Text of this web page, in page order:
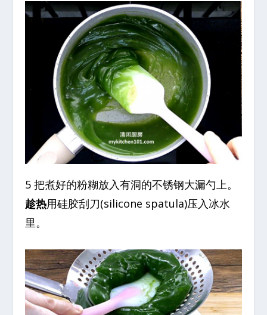
5 把煮好的粉糊放入有洞的不锈钢大漏勺上。
趁热用硅胶刮刀(silicone spatula)压入冰水
里。